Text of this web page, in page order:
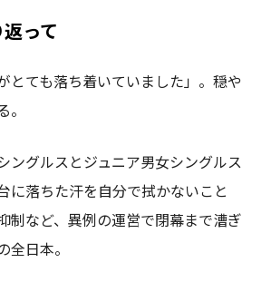
って
とても落ち着いていました」。穏や
。
ングルスとジュニア男女シングルス
に落ちた汗を自分で拭かないこと
制など、異例の運営で閉幕まで漕ぎ
全日本。